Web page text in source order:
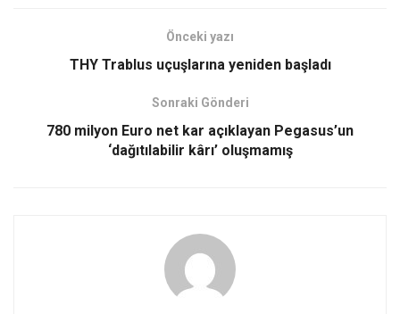
Önceki yazı
THY Trablus uçuşlarına yeniden başladı
Sonraki Gönderi
780 milyon Euro net kar açıklayan Pegasus’un
‘dağıtılabilir kârı’ oluşmamış